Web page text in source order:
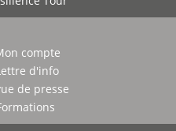
compte
d'info
de presse